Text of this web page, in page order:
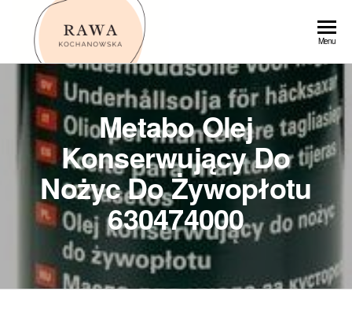
Przejdź
Menu
Metabo Olej
Konserwujący Do
Nożyc Do Żywopłotu
630474000